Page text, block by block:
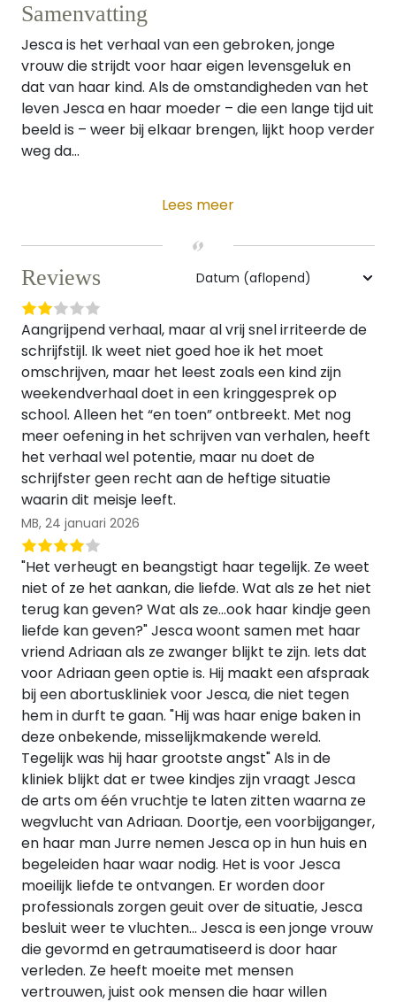
Samenvatting
Jesca is het verhaal van een gebroken, jonge
vrouw die strijdt voor haar eigen levensgeluk en
dat van haar kind. Als de omstandigheden van het
leven Jesca en haar moeder – die een lange tijd uit
beeld is – weer bij elkaar brengen, lijkt hoop verder
weg da...
Lees meer
Reviews
Aangrijpend verhaal, maar al vrij snel irriteerde de
schrijfstijl. Ik weet niet goed hoe ik het moet
omschrijven, maar het leest zoals een kind zijn
weekendverhaal doet in een kringgesprek op
school. Alleen het “en toen” ontbreekt. Met nog
meer oefening in het schrijven van verhalen, heeft
het verhaal wel potentie, maar nu doet de
schrijfster geen recht aan de heftige situatie
waarin dit meisje leeft.
MB, 24 januari 2026
"Het verheugt en beangstigt haar tegelijk. Ze weet
niet of ze het aankan, die liefde. Wat als ze het niet
terug kan geven? Wat als ze...ook haar kindje geen
liefde kan geven?" Jesca woont samen met haar
vriend Adriaan als ze zwanger blijkt te zijn. Iets dat
voor Adriaan geen optie is. Hij maakt een afspraak
bij een abortuskliniek voor Jesca, die niet tegen
hem in durft te gaan. "Hij was haar enige baken in
deze onbekende, misselijkmakende wereld.
Tegelijk was hij haar grootste angst" Als in de
kliniek blijkt dat er twee kindjes zijn vraagt Jesca
de arts om één vruchtje te laten zitten waarna ze
wegvlucht van Adriaan. Doortje, een voorbijganger,
en haar man Jurre nemen Jesca op in hun huis en
begeleiden haar waar nodig. Het is voor Jesca
moeilijk liefde te ontvangen. Er worden door
professionals zorgen geuit over de situatie, Jesca
besluit weer te vluchten... Jesca is een jonge vrouw
die gevormd en getraumatiseerd is door haar
verleden. Ze heeft moeite met mensen
vertrouwen, juist ook mensen die haar willen